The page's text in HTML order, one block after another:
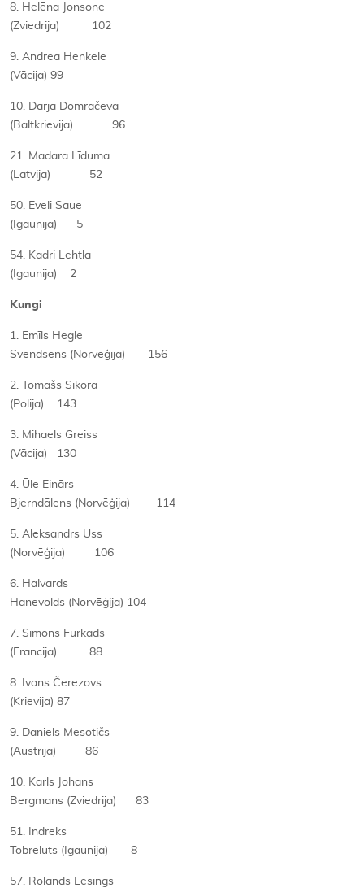
8. Helēna Jonsone
(Zviedrija) 102
9. Andrea Henkele
(Vācija) 99
10. Darja Domračeva
(Baltkrievija) 96
21. Madara Līduma
(Latvija) 52
50. Eveli Saue
(Igaunija) 5
54. Kadri Lehtla
(Igaunija) 2
Kungi
1. Emīls Hegle
Svendsens (Norvēģija) 156
2. Tomašs Sikora
(Polija) 143
3. Mihaels Greiss
(Vācija) 130
4. Ūle Einārs
Bjerndālens (Norvēģija) 114
5. Aleksandrs Uss
(Norvēģija) 106
6. Halvards
Hanevolds (Norvēģija) 104
7. Simons Furkads
(Francija) 88
8. Ivans Čerezovs
(Krievija) 87
9. Daniels Mesotičs
(Austrija) 86
10. Karls Johans
Bergmans (Zviedrija) 83
51. Indreks
Tobreluts (Igaunija) 8
57. Rolands Lesings